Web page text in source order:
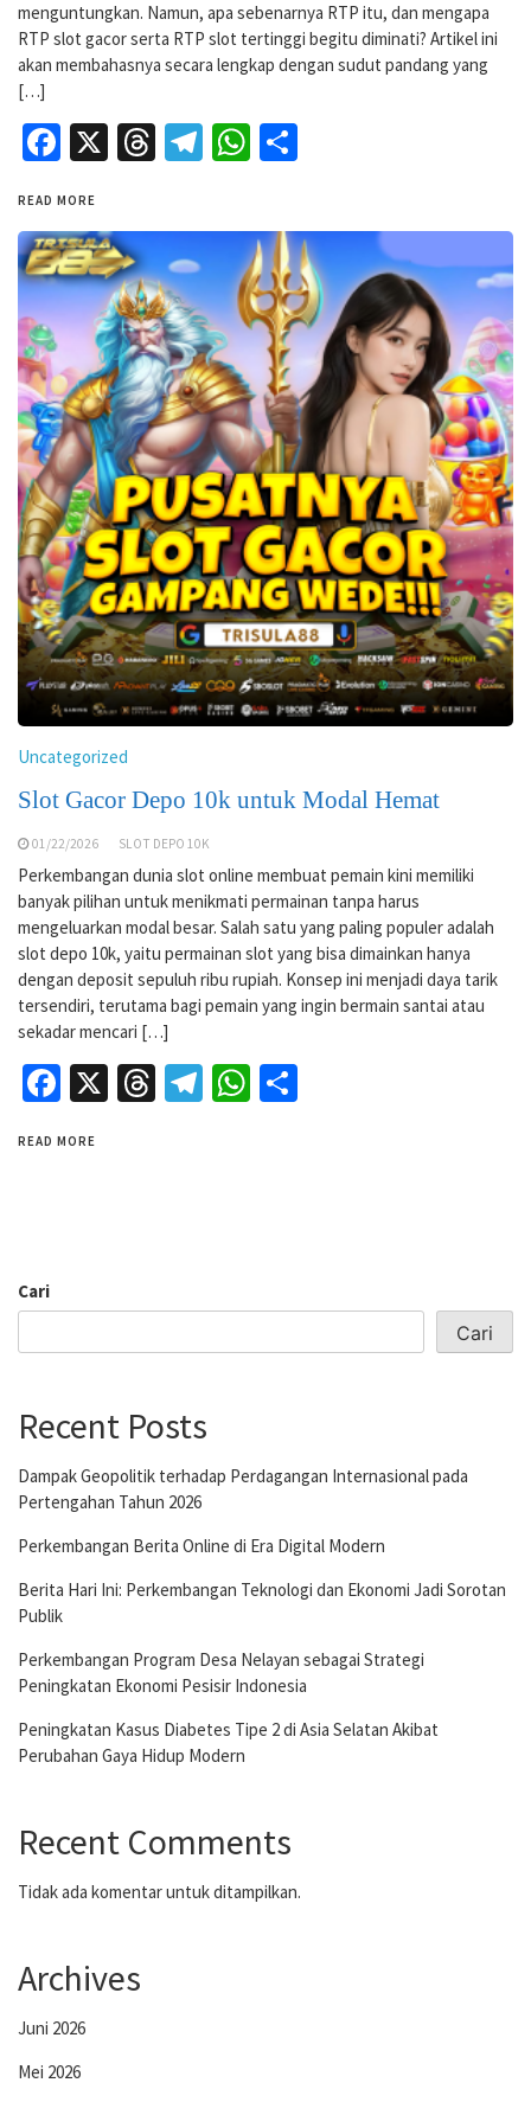
menguntungkan. Namun, apa sebenarnya RTP itu, dan mengapa
RTP slot gacor serta RTP slot tertinggi begitu diminati? Artikel ini
akan membahasnya secara lengkap dengan sudut pandang yang
[…]
Facebook
X Threads
Telegram
WhatsApp
READ MORE
Uncategorized
Slot Gacor Depo 10k untuk Modal Hemat
01/22/2026 SLOT DEPO 10K
Perkembangan dunia slot online membuat pemain kini memiliki
banyak pilihan untuk menikmati permainan tanpa harus
mengeluarkan modal besar. Salah satu yang paling populer adalah
slot depo 10k, yaitu permainan slot yang bisa dimainkan hanya
dengan deposit sepuluh ribu rupiah. Konsep ini menjadi daya tarik
tersendiri, terutama bagi pemain yang ingin bermain santai atau
sekadar mencari […]
Facebook
X Threads
Telegram
WhatsApp
READ MORE
Cari
Cari
Recent Posts
Dampak Geopolitik terhadap Perdagangan Internasional pada
Pertengahan Tahun 2026
Perkembangan Berita Online di Era Digital Modern
Berita Hari Ini: Perkembangan Teknologi dan Ekonomi Jadi Sorotan
Publik
Perkembangan Program Desa Nelayan sebagai Strategi
Peningkatan Ekonomi Pesisir Indonesia
Peningkatan Kasus Diabetes Tipe 2 di Asia Selatan Akibat
Perubahan Gaya Hidup Modern
Recent Comments
Tidak ada komentar untuk ditampilkan.
Archives
Juni 2026
Mei 2026